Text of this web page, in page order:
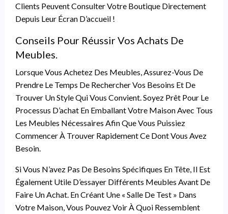
Clients Peuvent Consulter Votre Boutique Directement
Depuis Leur Écran D’accueil !
Conseils Pour Réussir Vos Achats De
Meubles.
Lorsque Vous Achetez Des Meubles, Assurez-Vous De
Prendre Le Temps De Rechercher Vos Besoins Et De
Trouver Un Style Qui Vous Convient. Soyez Prêt Pour Le
Processus D’achat En Emballant Votre Maison Avec Tous
Les Meubles Nécessaires Afin Que Vous Puissiez
Commencer À Trouver Rapidement Ce Dont Vous Avez
Besoin.
Si Vous N’avez Pas De Besoins Spécifiques En Tête, Il Est
Également Utile D’essayer Différents Meubles Avant De
Faire Un Achat. En Créant Une « Salle De Test » Dans
Votre Maison, Vous Pouvez Voir À Quoi Ressemblent